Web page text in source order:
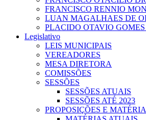
FRANCISCO RENNIO
LUAN MAGALHAES DE
PLACIDO OTAVIO
Legislativo
LEIS MUNICIPAIS
VEREADORES
MESA DIRETORA
COMISSÕES
SESSÕES
SESSÕES ATUAIS
SESSÕES ATÉ 2023
PROPOSIÇÕES E